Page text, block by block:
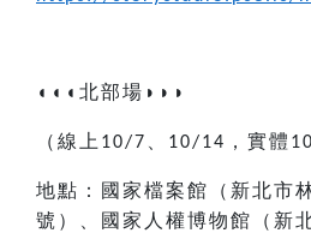
◖◖◖ 北部場 ◗◗◗
（線上 10/7 10/14 ，實體
地點：國家檔案館（新北市
號）、國家人權博物館（新